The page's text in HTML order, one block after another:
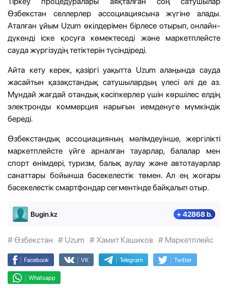
Өзбекстан селлерлер ассоциациясына жүгіне алады.
Аталған ұйым Uzum өкілдерімен бірлесе отырып, онлайн-
дүкенді іске қосуға көмектеседі және маркетплейсте
сауда жүргізудің тетіктерін түсіндіреді.
Айта кету керек, қазіргі уақытта Uzum алаңында сауда
жасайтын қазақстандық сатушылардың үлесі әлі де аз.
Мұндай жағдай отандық кәсіпкерлер үшін көршілес елдің
электронды коммерция нарығын иемденуге мүмкіндік
береді.
Өзбекстандық ассоциацияның мәлімдеуінше, жергілікті
маркетплейсте үйге арналған тауарлар, балалар мен
спорт өнімдері, туризм, балық аулау және автотауарлар
санаттары бойынша бәсекелестік төмен. Ал ең жоғары
бәсекелестік смартфондар сегментінде байқалып отыр.
Bugin.kz + 42868 b.
# Өзбекстан # Uzum # Хамит Кашиков # Маркетплейс
| Facebook | VK | Telegram | Twitter
| Whatsapp